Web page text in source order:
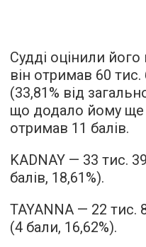
Судді оцінили його
він отримав 60
(33,81% від
що додало йому ще
отримав 11 балів.
KADNAY — 33 тис.
балів, 18,61%).
TAYANNA — 22 тис.
(4 бали, 16,62%).